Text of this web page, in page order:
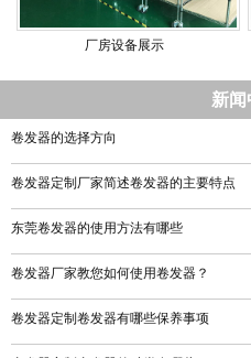
厂房设备展示
新闻
卷发器的选择方向
卷发器定制厂家简述卷发器的主要特点
东莞卷发器的使用方法有哪些
卷发器厂家教您如何使用卷发器？
卷发器定制卷发器有哪些保养事项